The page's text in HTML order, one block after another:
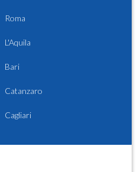
Roma
L'Aquila
Bari
Catanzaro
Cagliari